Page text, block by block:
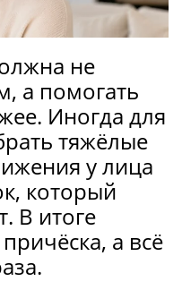
не
а помогать
Иногда для
тяжёлые
у лица
который
В итоге
а всё